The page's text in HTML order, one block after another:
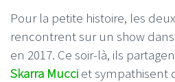
Pour la petite histoire, les
rencontrent sur un show
en 2017. Ce soir-là, ils
Skarra Mucci et sympathisent